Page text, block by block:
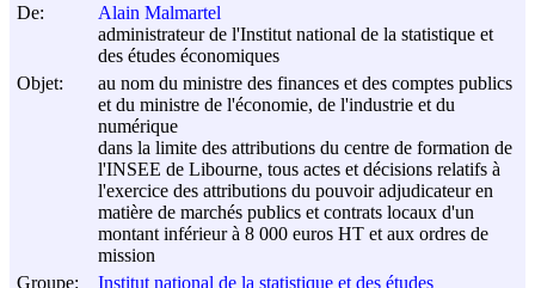
De:
Alain Malmartel
administrateur de l'Institut national de la statistique et
des études économiques
Objet:
au nom du ministre des finances et des comptes publics
et du ministre de l'économie, de l'industrie et du
numérique
dans la limite des attributions du centre de formation de
l'INSEE de Libourne, tous actes et décisions relatifs à
l'exercice des attributions du pouvoir adjudicateur en
matière de marchés publics et contrats locaux d'un
montant inférieur à 8 000 euros HT et aux ordres de
mission
Groupe:
Institut national de la statistique et des études